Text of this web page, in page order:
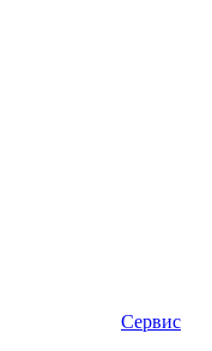
Сервис